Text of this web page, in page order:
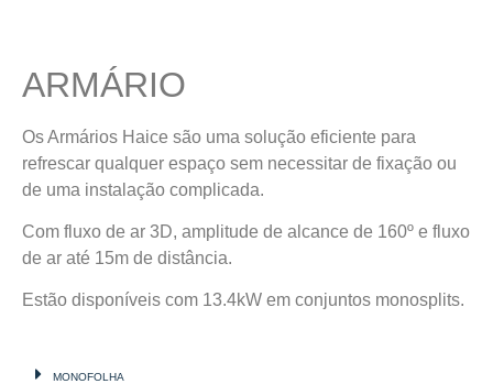
ARMÁRIO
Os Armários Haice são uma solução eficiente para
refrescar qualquer espaço sem necessitar de fixação ou
de uma instalação complicada.
Com fluxo de ar 3D, amplitude de alcance de 160º e fluxo
de ar até 15m de distância.
Estão disponíveis com 13.4kW em conjuntos monosplits.
MONOFOLHA